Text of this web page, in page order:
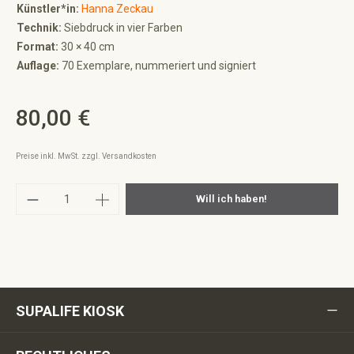
Künstler*in: Hanna Zeckau
Technik: Siebdruck in vier Farben
Format: 30 × 40 cm
Auflage: 70 Exemplare, nummeriert und signiert
Regulärer Preis:
80,00 €
Preise inkl. MwSt. zzgl. Versandkosten
Produkt Anzahl: Gib den gewünschten
Will ich haben!
SUPALIFE KIOSK